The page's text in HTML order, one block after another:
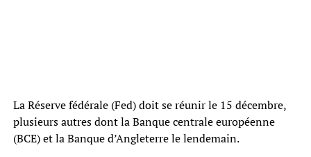
La Réserve fédérale (Fed) doit se réunir le 15 décembre,
plusieurs autres dont la Banque centrale européenne
(BCE) et la Banque d’Angleterre le lendemain.